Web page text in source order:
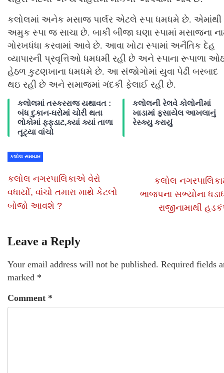
કલોલમાં અનેક મસાજ પાર્લર એટલે સ્પા ધમધમે છે. એમાંથી
અમુક સ્પા જ સાચા છે. બાકી બીજા ઘણા સ્પામાં મસાજના
ગોરખધંધા કરવામાં આવે છે. આવા ખોટા સ્પામાં અનૈતિક દેહ
વ્યાપારની પ્રવૃત્તિઓ ધમધમી રહી છે અને સ્પાના રૂપાળા
હેઠળ કુટણખાના ધમધમે છે. આ સંજોગોમાં યુવા પેઢી બરબાદ
થઇ રહી છે અને સમાજમાં ગંદકી ફેલાઈ રહી છે.
કલોલમાં તસ્કરરાજ યથાવત :
બંધ દુકાન-ઘરોમાં ચોરી થતા
લોકોમાં ફફડાટ,ક્યાં ક્યાં તાળા
તૂટ્યા વાંચો
કલોલની રેલવે કોલોનીમાં
ખાડામાં ફસાયેલ આખલાનું
રેસ્ક્યુ કરાયું
કલોલ સમાચાર
કલોલ નગરપાલિકાએ વેરો
વધાર્યો, વાંચો તમારા માથે કેટલો
બોજો આવશે ?
કલોલ
ભાજપના સભ્યોના
રાજીનામાથી
Leave a Reply
Your email address will not be published. Required fields
marked *
Comment *